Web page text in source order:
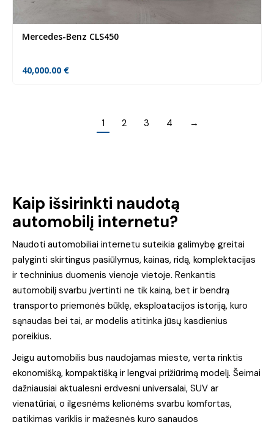
Mercedes-Benz CLS450
40,000.00 €
1 2 3 4 →
Kaip išsirinkti naudotą
automobilį internetu?
Naudoti automobiliai internetu suteikia galimybę greitai
palyginti skirtingus pasiūlymus, kainas, ridą, komplektacijas
ir techninius duomenis vienoje vietoje. Renkantis
automobilį svarbu įvertinti ne tik kainą, bet ir bendrą
transporto priemonės būklę, eksploatacijos istoriją, kuro
sąnaudas bei tai, ar modelis atitinka jūsų kasdienius
poreikius.
Jeigu automobilis bus naudojamas mieste, verta rinktis
ekonomišką, kompaktišką ir lengvai prižiūrimą modelį. Šeimai
dažniausiai aktualesni erdvesni universalai, SUV ar
vienatūriai, o ilgesnėms kelionėms svarbu komfortas,
patikimas variklis ir mažesnės kuro sąnaudos